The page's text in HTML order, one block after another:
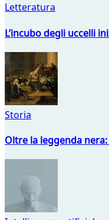
Letteratura
L’incubo degli uccelli
Storia
Oltre la leggenda